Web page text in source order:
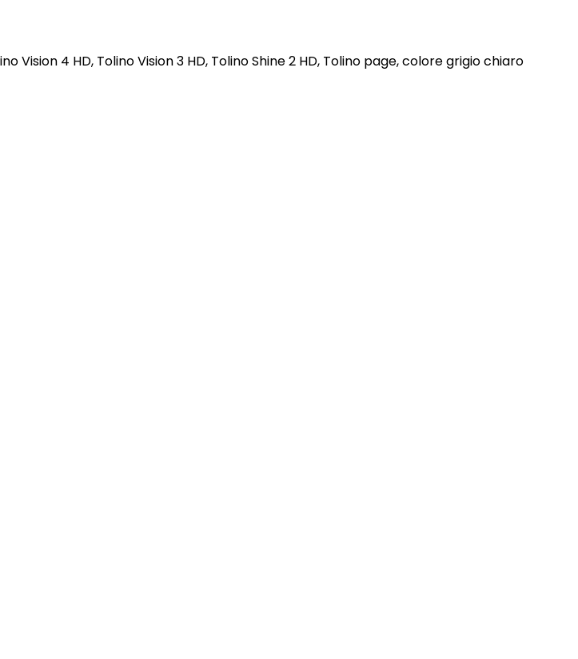
4 HD, Tolino Vision 3 HD, Tolino Shine 2 HD, Tolino page, colore grigio chiaro